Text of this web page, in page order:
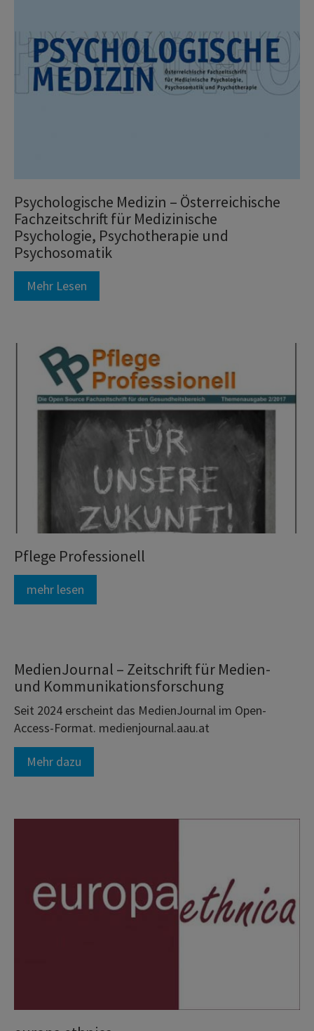
Psychologische Medizin – Österreichische
Fachzeitschrift für Medizinische
Psychologie, Psychotherapie und
Psychosomatik
Mehr Lesen
Pflege Professionell
mehr lesen
MedienJournal – Zeitschrift für Medien-
und Kommunikationsforschung
Seit 2024 erscheint das MedienJournal im Open-
Access-Format. medienjournal.aau.at
Mehr dazu